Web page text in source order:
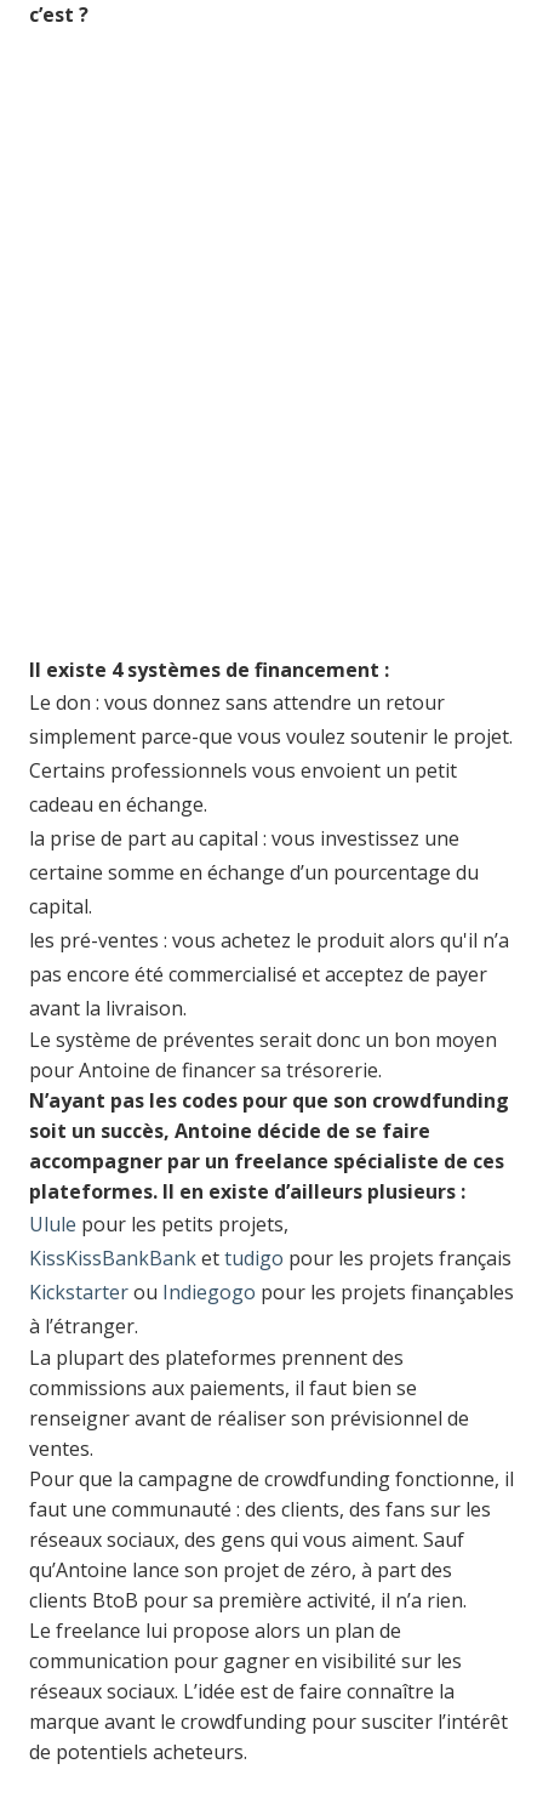
c’est ?
Il existe 4 systèmes de financement :
Le don : vous donnez sans attendre un retour
simplement parce-que vous voulez soutenir le projet.
Certains professionnels vous envoient un petit
cadeau en échange.
la prise de part au capital : vous investissez une
certaine somme en échange d’un pourcentage du
capital.
les pré-ventes : vous achetez le produit alors qu'il n’a
pas encore été commercialisé et acceptez de payer
avant la livraison.
Le système de préventes serait donc un bon moyen
pour Antoine de financer sa trésorerie.
N’ayant pas les codes pour que son crowdfunding
soit un succès, Antoine décide de se faire
accompagner par un freelance spécialiste de ces
plateformes. Il en existe d’ailleurs plusieurs :
Ulule pour les petits projets,
KissKissBankBankettudigo pour les projets français
Kickstarterou Indiegogo pour les projets finançables
à l’étranger.
La plupart des plateformes prennent des
commissions aux paiements, il faut bien se
renseigner avant de réaliser son prévisionnel de
ventes.
Pour que la campagne de crowdfunding fonctionne, il
faut une communauté : des clients, des fans sur les
réseaux sociaux, des gens qui vous aiment. Sauf
qu’Antoine lance son projet de zéro, à part des
clients BtoB pour sa première activité, il n’a rien.
Le freelance lui propose alors un plan de
communication pour gagner en visibilité sur les
réseaux sociaux. L’idée est de faire connaître la
marque avant le crowdfunding pour susciter l’intérêt
de potentiels acheteurs.